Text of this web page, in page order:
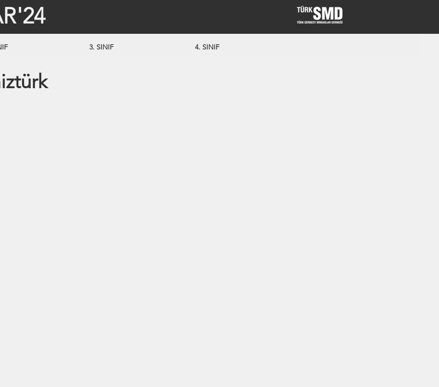
3. SINIF 4. SINIF